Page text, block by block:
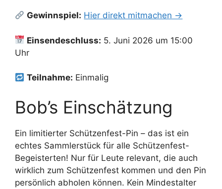
Gewinnspiel: Hier direkt mitmachen →
Einsendeschluss: 5. Juni 2026 um 15:00
Uhr
Teilnahme: Einmalig
Bob’s Einschätzung
Ein limitierter Schützenfest-Pin – das ist ein
echtes Sammlerstück für alle Schützenfest-
Begeisterten! Nur für Leute relevant, die auch
wirklich zum Schützenfest kommen und den Pin
persönlich abholen können. Kein Mindestalter